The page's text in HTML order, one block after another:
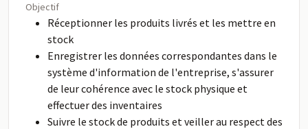
Objectif
Réceptionner les produits livrés et les mettre en
stock
Enregistrer les données correspondantes dans le
système d'information de l'entreprise, s'assurer
de leur cohérence avec le stock physique et
effectuer des inventaires
Suivre le stock de produits et veiller au respect des